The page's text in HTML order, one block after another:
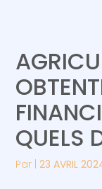
Gérer votre
Piloter votre
Développer
Suivre votre
Gérer vos
QUELS
Par |23 AVRIL